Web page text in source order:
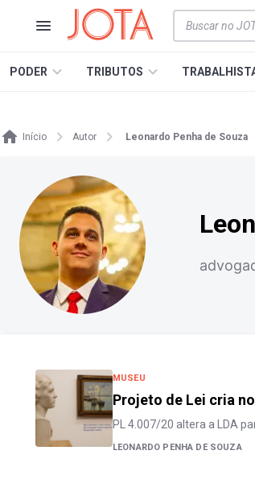
PODER TRIBUTOS
Início Autor Leonardo Penha de Souza
MUSEU
Projeto de Lei cria
PL 4.007/20 altera a LDA
LEONARDO PENHA DE SOUZA